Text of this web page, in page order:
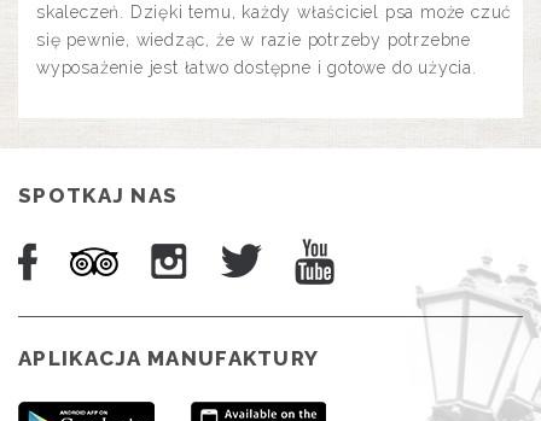
skaleczeń. Dzięki temu, każdy właściciel psa może czuć
się pewnie, wiedząc, że w razie potrzeby potrzebne
wyposażenie jest łatwo dostępne i gotowe do użycia.
SPOTKAJ NAS
APLIKACJA MANUFAKTURY